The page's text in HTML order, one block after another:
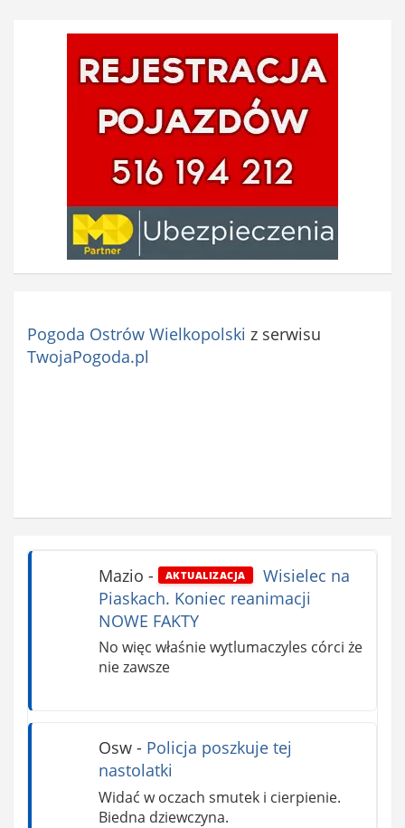
Pogoda Ostrów Wielkopolski z serwisu
TwojaPogoda.pl
Mazio - AKTUALIZACJA
Wisielec na
Piaskach. Koniec reanimacji
NOWE FAKTY
No więc właśnie wytlumaczyles córci że
nie zawsze
Osw- Policja poszkuje tej
nastolatki
Widać w oczach smutek i cierpienie.
Biedna dziewczyna.